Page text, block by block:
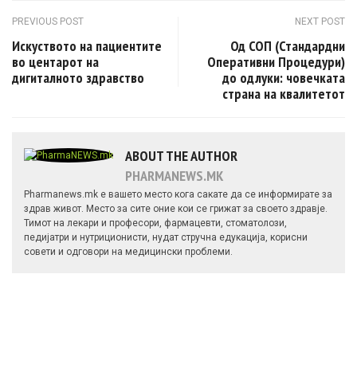
Post navigation
PREVIOUS POST
Искуството на пациентите
во центарот на
дигиталното здравство
NEXT POST
Од СОП (Стандардни
Оперативни Процедури)
до одлуки: човечката
страна на квалитетот
ABOUT THE AUTHOR
PHARMANEWS.MK
Pharmanews.mk е вашето место кога сакате да се информирате за
здрав живот. Место за сите оние кои се грижат за своето здравје.
Тимот на лекари и професори, фармацевти, стоматолози,
педијатри и нутриционисти, нудат стручна едукација, корисни
совети и одговори на медицински проблеми.